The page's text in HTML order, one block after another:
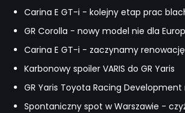
Carina E GT-i - kolejny etap prac
GR Corolla - nowy model nie dla
Carina E GT-i - zaczynamy
Karbonowy spoiler VARIS do GR Yaris
GR Yaris Toyota Racing Development
Spontaniczny spot w Warszawie -